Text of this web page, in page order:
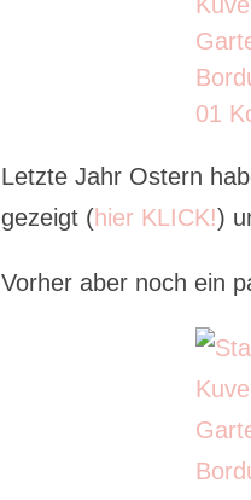
Letzte Jahr Ostern
gezeigt (hier KLICK!)
Vorher aber noch ein